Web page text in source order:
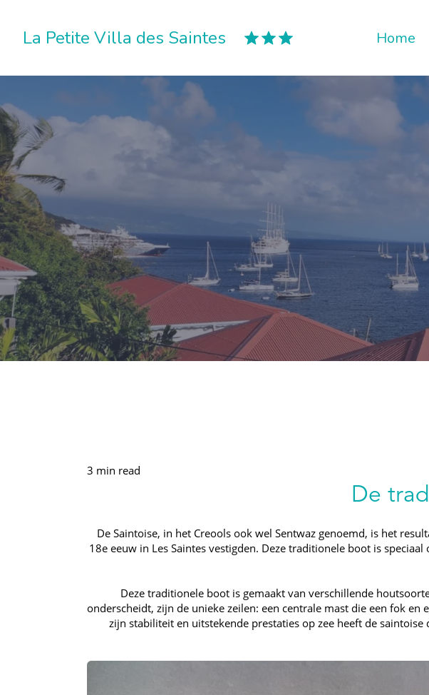
La Petite Villa des Saintes Home
3 min read
De
De Saintoise, in het Creools ook wel Sentwaz genoemd, is het
18e eeuw in Les Saintes vestigden. Deze traditionele boot is
Deze traditionele boot is gemaakt van verschillende
onderscheidt, zijn de unieke zeilen: een centrale mast die een fok
zijn stabiliteit en uitstekende prestaties op zee heeft de